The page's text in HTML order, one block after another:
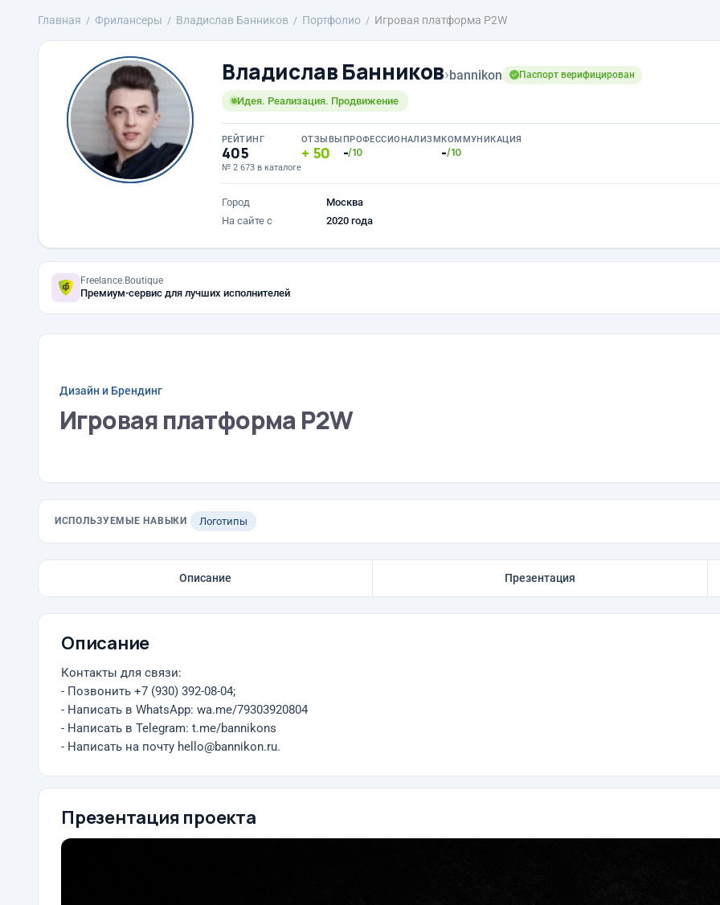
Главная Фрилансеры Владислав Банников Портфолио Игровая платформа P2W
Владислав Банников›bannikon Паспорт верифицирован
Идея. Реализация. Продвижение
РЕЙТИНГ
405
№ 2 673 в каталоге
ОТЗЫВЫ
50
ПРОФЕССИОНАЛИЗМ
-/10
КОММУНИКАЦИЯ
-/10
Город
Москва
На сайте с
2020 года
Freelance.Boutique
Премиум-сервис для лучших исполнителей
Дизайн и Брендинг
Игровая платформа P2W
ИСПОЛЬЗУЕМЫЕ НАВЫКИ Логотипы
Описание Презентация
Описание
Контакты для связи:
- Позвонить +7 (930) 392-08-04;
- Написать в WhatsApp: wa.me/79303920804
- Написать в Telegram: t.me/bannikons
- Написать на почту hello@bannikon.ru.
Презентация проекта